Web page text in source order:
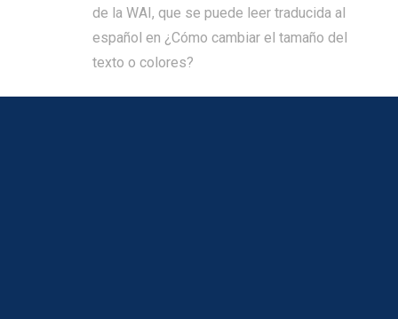
de la WAI, que se puede leer traducida al
español en ¿Cómo cambiar el tamaño del
texto o colores?